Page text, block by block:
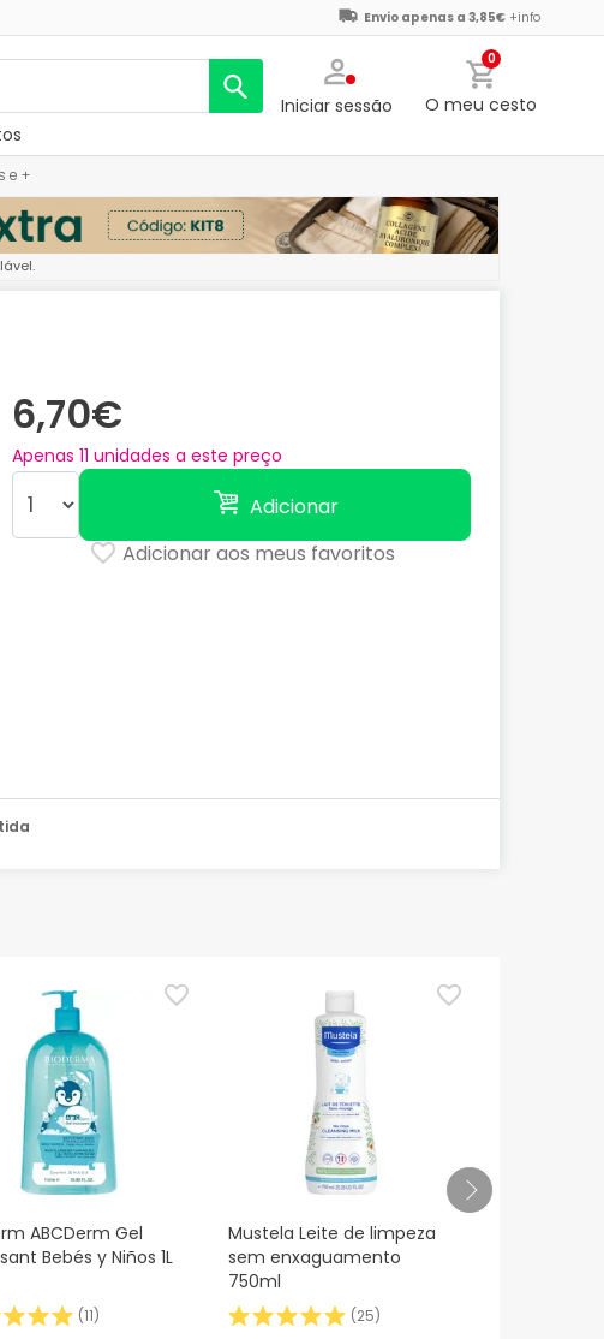
Envio apenas a 3,85€ +info
Iniciar sessão
0
O meu cesto
e +
6,70€
Apenas 11 unidades a este preço
Adicionar
Adicionar aos meus favoritos
ABCDerm Gel
Bebés y Niños 1L
(11)
Mustela Leite de limpeza
sem enxaguamento
750ml
(25)